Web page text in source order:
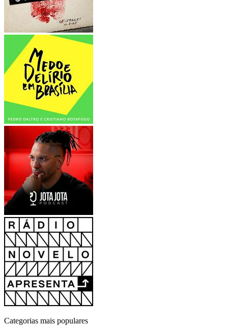
Categorias mais populares